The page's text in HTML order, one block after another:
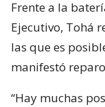
Frente a la
Ejecutivo, Tohá
las que es
manifestó
“Hay muchas